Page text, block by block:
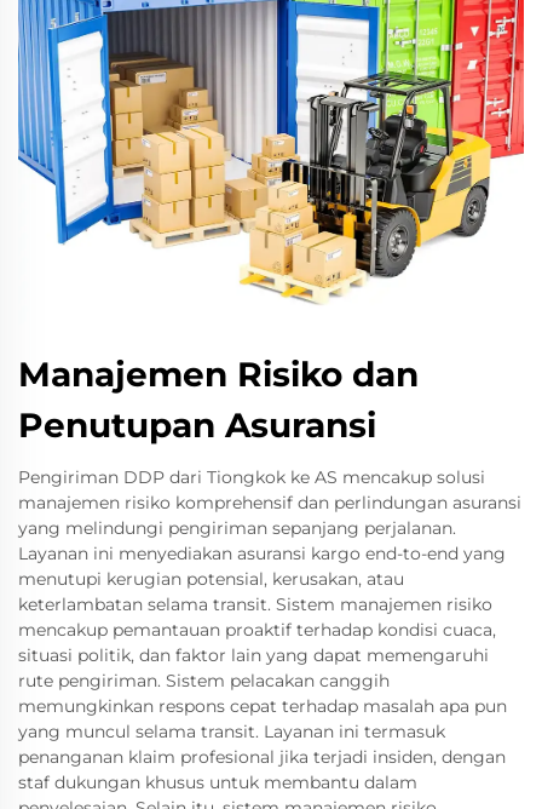
Manajemen Risiko dan
Penutupan Asuransi
Pengiriman DDP dari Tiongkok ke AS mencakup solusi
manajemen risiko komprehensif dan perlindungan asuransi
yang melindungi pengiriman sepanjang perjalanan.
Layanan ini menyediakan asuransi kargo end-to-end yang
menutupi kerugian potensial, kerusakan, atau
keterlambatan selama transit. Sistem manajemen risiko
mencakup pemantauan proaktif terhadap kondisi cuaca,
situasi politik, dan faktor lain yang dapat memengaruhi
rute pengiriman. Sistem pelacakan canggih
memungkinkan respons cepat terhadap masalah apa pun
yang muncul selama transit. Layanan ini termasuk
penanganan klaim profesional jika terjadi insiden, dengan
staf dukungan khusus untuk membantu dalam